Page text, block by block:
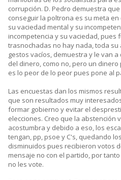
corrupción. D. Pedro demuestra
conseguir la poltrona es su meta
su vaciedad mental y su
incompetencia y su vaciedad, pues
trasnochadas no hay nada, toda su
gestos vacíos, demuestra y le van
del dinero, como no, pero un
es lo peor de lo peor pues pone al
Las encuestas dan los mismos
que son resultados muy
formar gobierno y evitar el
elecciones. Creo que la abstención
acostumbra y debido a eso, los
tengan, pp, psoe y C's, quedando
disminuidos pues recibieron votos
mensaje no con el partido, por
no les vote.